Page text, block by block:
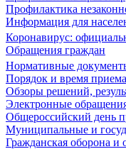
Профилактика
Информация для
Коронавирус:
Обращения граждан
Нормативные
Порядок и время
Обзоры решений,
Электронные
Общероссийский день
Муниципальные и
Гражданская оборона и